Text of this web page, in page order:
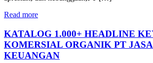
DIGITAL
BY
PT
JASA
KONSULTAN
KEUANGAN
Read moreNARASI
POSITIONING
JKK
FINANCIAL
INTELLIGENCE
KATALOG 1.000+ HEADLINE
KOMERSIAL ORGANIK PT
KEUANGAN